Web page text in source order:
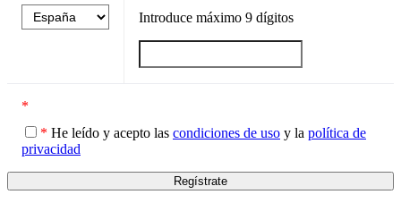
Introduce máximo 9dígitos
*
* He leído y acepto las condiciones de uso y la política de
privacidad